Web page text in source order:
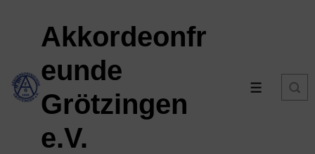
Akkordeonfr
eunde
Grötzingen
e.V.
MENÜ